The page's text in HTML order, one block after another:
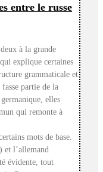
entre le russe
à la grande
explique certaines
grammaticale et
partie de la
elles
qui remonte à
mots de base.
et l’allemand
évidente, tout